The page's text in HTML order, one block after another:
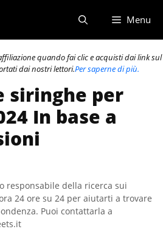
Menu
quando fai clic e acquisti dai link sul
dai nostri lettori.Per saperne di più.
siringhe per
In base a
responsabile della ricerca sui
24 ore su 24 per aiutarti a trovare
Puoi contattarla a